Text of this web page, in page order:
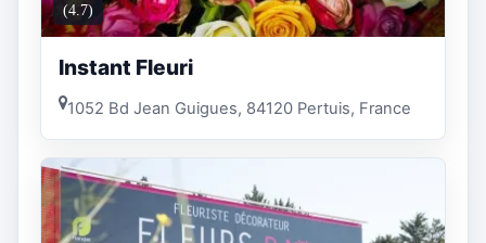
(4.7)
Instant Fleuri
1052 Bd Jean Guigues, 84120 Pertuis, France